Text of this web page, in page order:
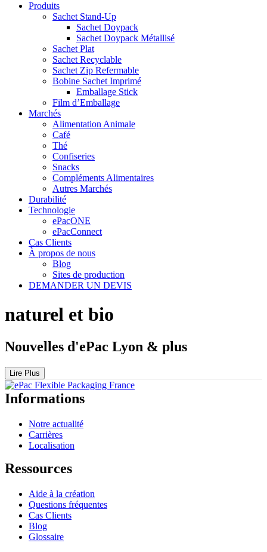
Produits
Sachet Stand-Up
Sachet Doypack
Sachet Doypack Métallisé
Sachet Plat
Sachet Recyclable
Sachet Zip Refermable
Bobine Sachet Imprimé
Emballage Stick
Film d’Emballage
Marchés
Alimentation Animale
Café
Thé
Confiseries
Snacks
Compléments Alimentaires
Autres Marchés
Durabilité
Technologie
ePacONE
ePacConnect
Cas Clients
À propos de nous
Blog
Sites de production
DEMANDER UN DEVIS
naturel et bio
Nouvelles d'ePac Lyon & plus
Lire Plus
Informations
Notre actualité
Carrières
Localisation
Ressources
Aide à la création
Questions fréquentes
Cas Clients
Blog
Glossaire